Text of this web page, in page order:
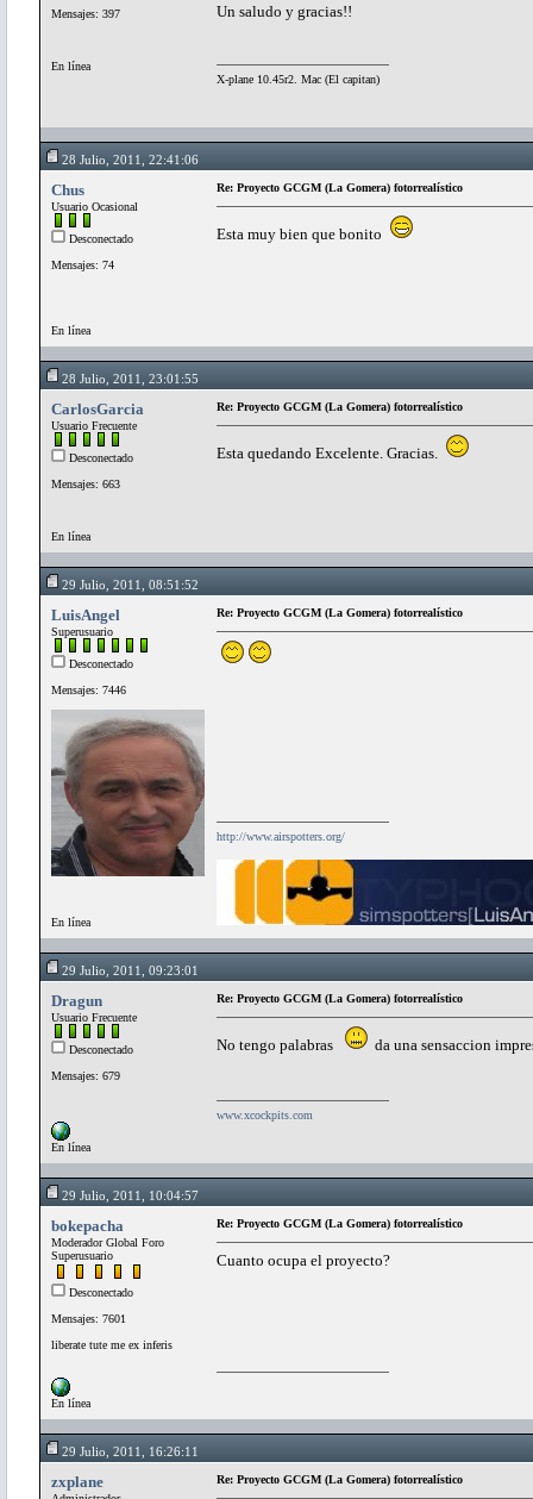
Mensajes: 397
En línea
Un saludo y gracias!!
X-plane 10.45r2. Mac (El capitan)
28 Julio, 2011, 22:41:06
Chus
Usuario Ocasional
Desconectado
Mensajes: 74
En línea
Re: Proyecto GCGM (La Gomera) fotorrealístico
Esta muy bien que bonito
28 Julio, 2011, 23:01:55
CarlosGarcia
Usuario Frecuente
Desconectado
Mensajes: 663
En línea
Re: Proyecto GCGM (La Gomera) fotorrealístico
Esta quedando Excelente. Gracias.
29 Julio, 2011, 08:51:52
LuisAngel
Superusuario
Desconectado
Mensajes: 7446
En línea
Re: Proyecto GCGM (La Gomera) fotorrealístico
http://www.airspotters.org/
29 Julio, 2011, 09:23:01
Dragun
Usuario Frecuente
Desconectado
Mensajes: 679
En línea
Re: Proyecto GCGM (La Gomera) fotorrealístico
No tengo palabras da una sensaccion
www.xcockpits.com
29 Julio, 2011, 10:04:57
bokepacha
Moderador Global Foro
Superusuario
Desconectado
Mensajes: 7601
liberate tute me ex inferis
En línea
Re: Proyecto GCGM (La Gomera) fotorrealístico
Cuanto ocupa el proyecto?
29 Julio, 2011, 16:26:11
zxplane Re: Proyecto GCGM (La Gomera) fotorrealístico